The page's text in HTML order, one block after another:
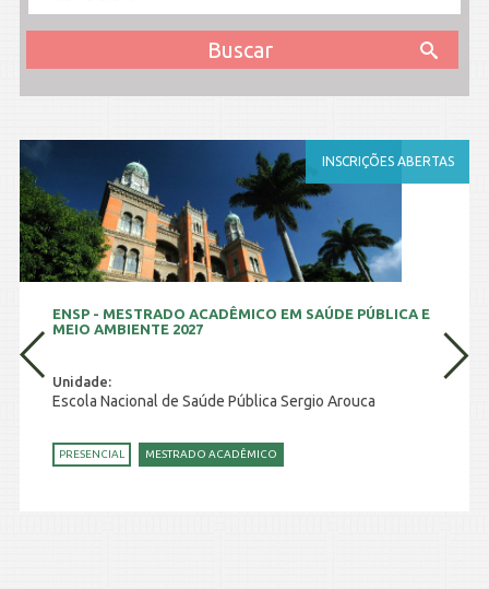
INSCRIÇÕES ABERTAS
ENSP - MESTRADO ACADÊMICO EM SAÚDE PÚBLICA E
MEIO AMBIENTE 2027
Unidade:
Escola Nacional de Saúde Pública Sergio Arouca
PRESENCIAL MESTRADO ACADÊMICO